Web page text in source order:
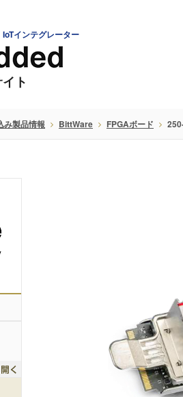
インテグレーター
ト
み製品情報 BittWare FPGAボード